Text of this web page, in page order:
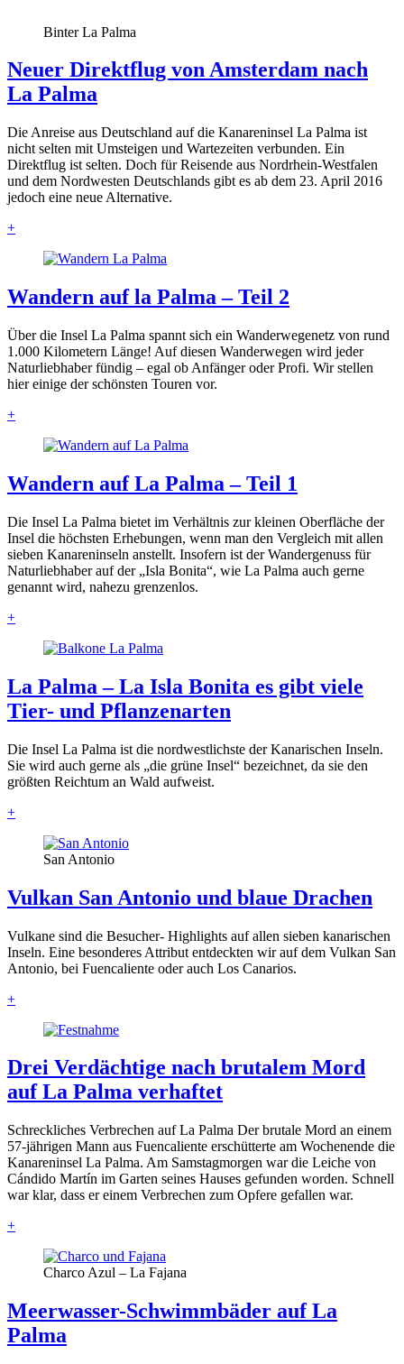
Binter La Palma
Neuer Direktflug von Amsterdam nach
La Palma
Die Anreise aus Deutschland auf die Kanareninsel La Palma ist
nicht selten mit Umsteigen und Wartezeiten verbunden. Ein
Direktflug ist selten. Doch für Reisende aus Nordrhein-Westfalen
und dem Nordwesten Deutschlands gibt es ab dem 23. April 2016
jedoch eine neue Alternative.
+
Wandern auf la Palma – Teil 2
Über die Insel La Palma spannt sich ein Wanderwegenetz von rund
1.000 Kilometern Länge! Auf diesen Wanderwegen wird jeder
Naturliebhaber fündig – egal ob Anfänger oder Profi. Wir stellen
hier einige der schönsten Touren vor.
+
Wandern auf La Palma – Teil 1
Die Insel La Palma bietet im Verhältnis zur kleinen Oberfläche der
Insel die höchsten Erhebungen, wenn man den Vergleich mit allen
sieben Kanareninseln anstellt. Insofern ist der Wandergenuss für
Naturliebhaber auf der „Isla Bonita“, wie La Palma auch gerne
genannt wird, nahezu grenzenlos.
+
La Palma – La Isla Bonita es gibt viele
Tier- und Pflanzenarten
Die Insel La Palma ist die nordwestlichste der Kanarischen Inseln.
Sie wird auch gerne als „die grüne Insel“ bezeichnet, da sie den
größten Reichtum an Wald aufweist.
+
San Antonio
Vulkan San Antonio und blaue Drachen
Vulkane sind die Besucher- Highlights auf allen sieben kanarischen
Inseln. Eine besonderes Attribut entdeckten wir auf dem Vulkan San
Antonio, bei Fuencaliente oder auch Los Canarios.
+
Drei Verdächtige nach brutalem Mord
auf La Palma verhaftet
Schreckliches Verbrechen auf La Palma Der brutale Mord an einem
57-jährigen Mann aus Fuencaliente erschütterte am Wochenende die
Kanareninsel La Palma. Am Samstagmorgen war die Leiche von
Cándido Martín im Garten seines Hauses gefunden worden. Schnell
war klar, dass er einem Verbrechen zum Opfere gefallen war.
+
Charco Azul – La Fajana
Meerwasser-Schwimmbäder auf La
Palma